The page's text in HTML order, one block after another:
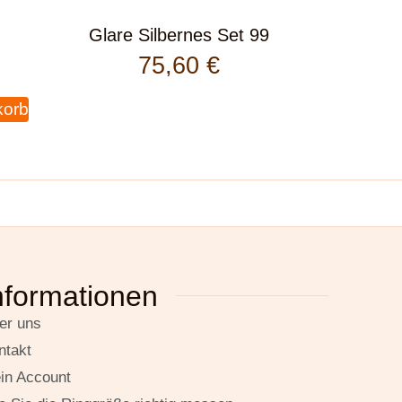
Glare Silbernes Set 99
75,60 €
uns
Account